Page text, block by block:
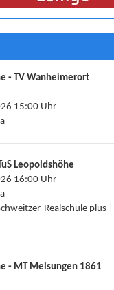
- TV Wanheimerort
15:00 Uhr
Leopoldshöhe
16:00 Uhr
Realschule plus |
- MT Melsungen 1861